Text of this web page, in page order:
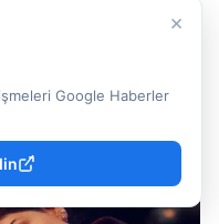
×
Google Haberler
azalan
tehdit karşısında
mücadelesi,
hitap ediyor.